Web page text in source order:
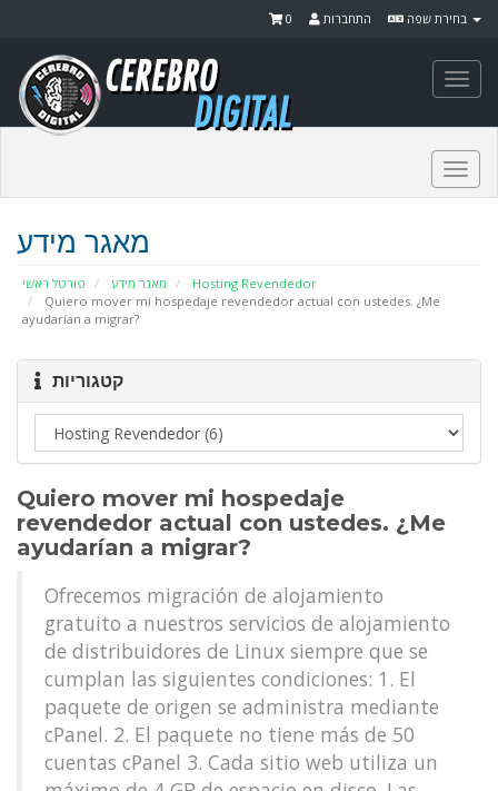
התחברות 0
מאגר מידע
פורטל ראשי מאגר מידע
Hosting Revendedor
Quiero mover mi hospedaje revendedor actual con ustedes. ¿Me
ayudarían a migrar?
קטגוריות
Quiero mover mi hospedaje
revendedor actual con ustedes. ¿Me
ayudarían a migrar?
Ofrecemos migración de alojamiento
gratuito a nuestros servicios de alojamiento
de distribuidores de Linux siempre que se
cumplan las siguientes condiciones: 1. El
paquete de origen se administra mediante
cPanel. 2. El paquete no tiene más de 50
cuentas cPanel 3. Cada sitio web utiliza un